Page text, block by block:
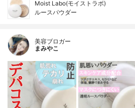
Moist Labo(モイストラボ)
ルースパウダー
美容ブロガー
まみやこ